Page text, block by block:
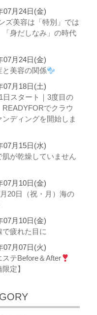
07月24日(金)
ズ美容は「特別」では
「身だしなみ」の時代
07月24日(金)
と美容の関係
07月18日(土)
1日スタート｜3度目の
READYFORでクラウ
ンディングを開始しま
07月15日(水)
肌が乾燥していません
07月10日(金)
月20日（祝・月）海の
07月10日(金)
で疲れた目に
07月07日(火)
ステBefore＆After
限定】